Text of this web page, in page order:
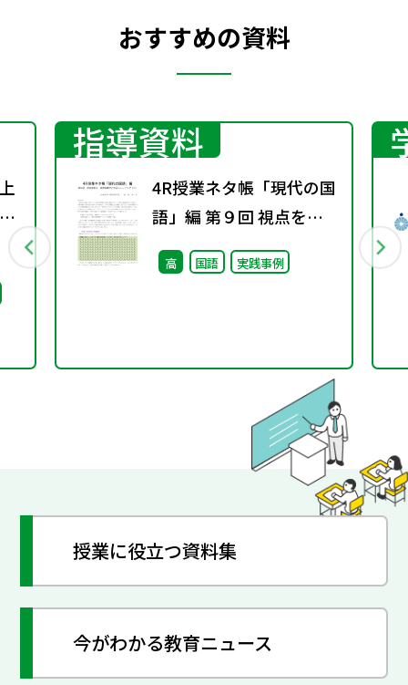
おすすめの資料
指導資料
4R授業ネタ帳「現代の国
語」編 第９回 視点を変
え、発想を豊かにするト
レーニング（２）
高 国語 実践事例
授業に役立つ資料集
今がわかる教育ニュース